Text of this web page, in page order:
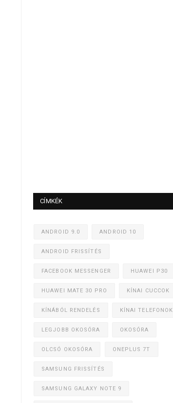
CÍMKÉK
ANDROID 9.0 ANDROID 10
ANDROID FRISSÍTÉS
FACEBOOK MESSENGER HUAWEI P30
HUAWEI MATE 30 PRO KÍNAI CUCCOK
KÍNÁBÓL RENDELÉS KÍNAI TELEFONOK
LEGJOBB OKOSÓRA OKOSÓRA
OLCSÓ OKOSÓRA ONEPLUS 7T
SAMSUNG FRISSÍTÉS
SAMSUNG GALAXY NOTE 9